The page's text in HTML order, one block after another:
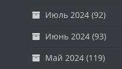
Июль 2024(92)
Июнь 2024(93)
Май 2024(119)